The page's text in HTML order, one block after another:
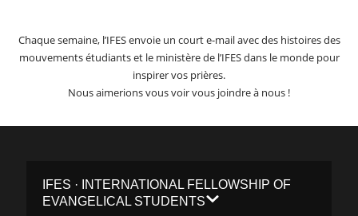
Chaque semaine, l’IFES envoie un court e-mail avec des histoires des
mouvements étudiants et le ministère de l’IFES dans le monde pour
inspirer vos prières.
Nous aimerions vous voir vous joindre à nous !
IFES · INTERNATIONAL FELLOWSHIP OF
EVANGELICAL STUDENTS